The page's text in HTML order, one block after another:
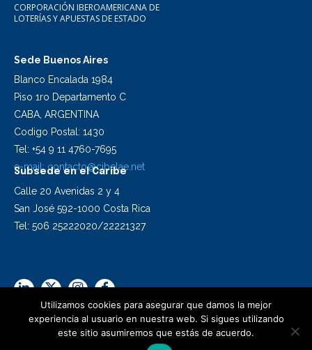
CORPORACIÓN IBEROAMERICANA DE
LOTERÍAS Y APUESTAS DE ESTADO
Sede Buenos Aires
Blanco Encalada 1984
Piso 1ro Departamento C
CABA, ARGENTINA
Codigo Postal: 1430
Tel: +54 9 11 4760-7695
e-mail: contacto@cibelae.net
Subsede en el Caribe
Calle 20 Avenidas 2 y 4
San José 592-1000 Costa Rica
Tel: 506 25222020/22221327
2024 Cibelae | Todos los derechos reservados
Utilizamos cookies para asegurar que damos la mejor
experiencia al usuario en nuestra web. Si sigues utilizando
este sitio asumiremos que estás de acuerdo.